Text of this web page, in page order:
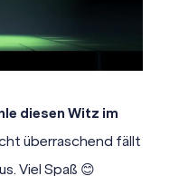
diesen Witz im
überraschend fällt
Viel Spaß 😊